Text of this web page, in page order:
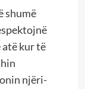
shumë
kur të
njëri-